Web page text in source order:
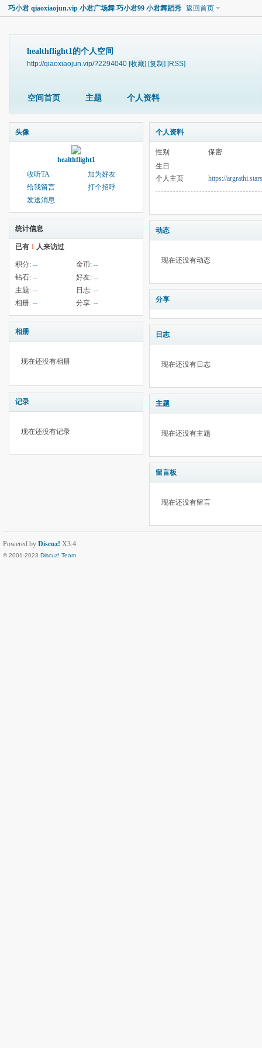
巧小君 qiaoxiaojun.vip 小君广场舞 巧小君99 小君舞蹈秀 返回首页
healthflight1的个人空间
http://qiaoxiaojun.vip/?2294040 [收藏] [复制] [RSS]
空间首页 主题 个人资料
头像
healthflight1
收听TA
加为好友
给我留言
打个招呼
发送消息
统计信息
已有 1 人来访过
积分: -- 金币: --
钻石: -- 好友: --
主题: -- 日志: --
相册: -- 分享: --
相册
现在还没有相册
记录
现在还没有记录
个人资料
性别
保密
生日
个人主页
https://
动态
现在还没有动态
分享
日志
现在还没有日志
主题
现在还没有主题
留言板
现在还没有留言
Powered by Discuz! X3.4
© 2001-2023 Discuz! Team